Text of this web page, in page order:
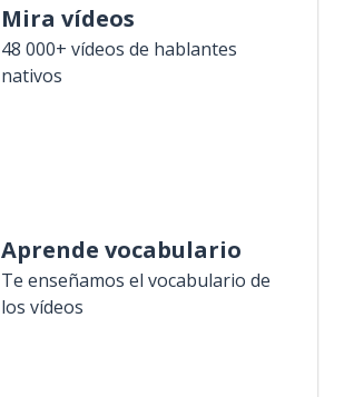
Mira vídeos
48 000+ vídeos de hablantes
nativos
Aprende vocabulario
Te enseñamos el vocabulario de
los vídeos